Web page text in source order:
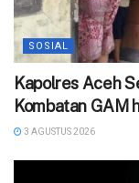
SOSIAL
‎Kapolres Aceh
Kombatan GAM
3 AGUSTUS 2026